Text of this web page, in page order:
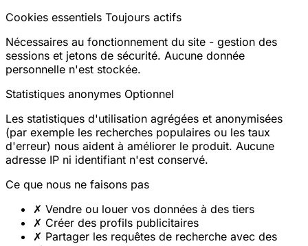
Cookies essentiels Toujours actifs
Nécessaires au fonctionnement du site - gestion des
sessions et jetons de sécurité. Aucune donnée
personnelle n'est stockée.
Statistiques anonymes Optionnel
Les statistiques d'utilisation agrégées et anonymisées
(par exemple les recherches populaires ou les taux
d'erreur) nous aident à améliorer le produit. Aucune
adresse IP ni identifiant n'est conservé.
Ce que nous ne faisons pas
✗ Vendre ou louer vos données à des tiers
✗ Créer des profils publicitaires
✗ Partager les requêtes de recherche avec des